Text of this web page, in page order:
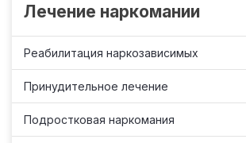
Лечение наркомании
Реабилитация наркозависимых
Принудительное лечение
Подростковая наркомания